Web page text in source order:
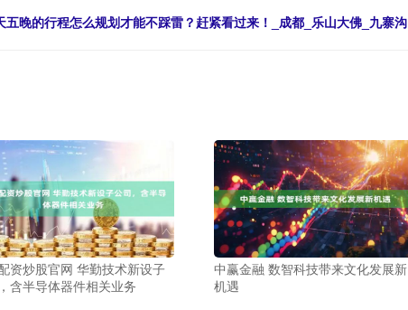
晚的行程怎么规划才能不踩雷？赶紧看过来！_成都_乐山大佛_九寨沟
资炒股官网 华勤技术新设子
含半导体器件相关业务
中赢金融 数智科技带来文化发展新
机遇